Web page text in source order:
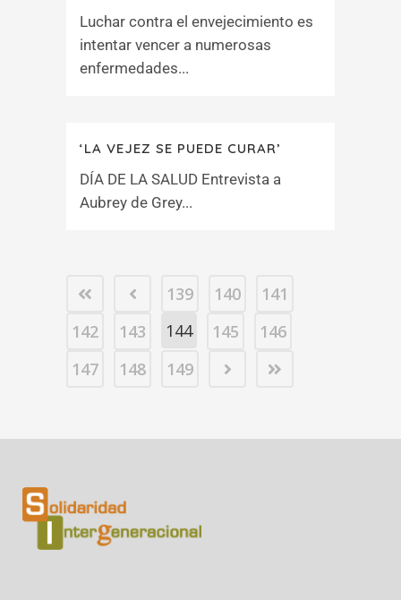
Luchar contra el envejecimiento es
intentar vencer a numerosas
enfermedades...
‘LA VEJEZ SE PUEDE CURAR’
DÍA DE LA SALUD Entrevista a
Aubrey de Grey...
139 140
141
142
143 144 145
146
147
148 149